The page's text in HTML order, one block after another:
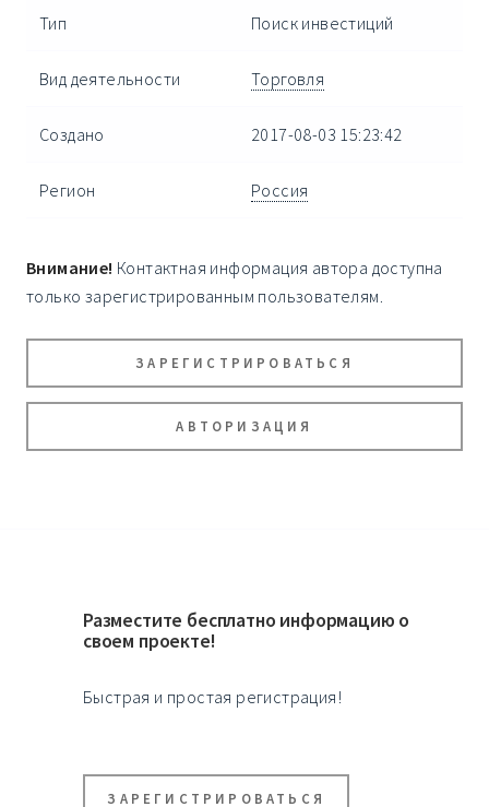
Тип Поиск инвестиций
Вид деятельности Торговля
Создано 2017-08-03 15:23:42
Регион Россия
Внимание! Контактная информация автора доступна
только зарегистрированным пользователям.
ЗАРЕГИСТРИРОВАТЬСЯ
АВТОРИЗАЦИЯ
Разместите бесплатно информацию о
своем проекте!
Быстрая и простая регистрация!
ЗАРЕГИСТРИРОВАТЬСЯ